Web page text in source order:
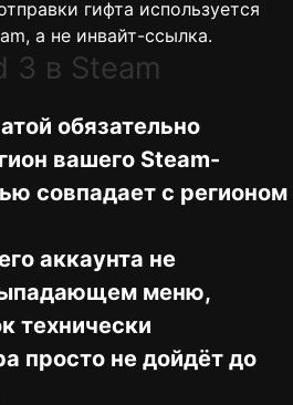
гифта используется
а не инвайт-ссылка.
3 в Steam
обязательно
вашего Steam-
совпадает с регионом
аккаунта не
меню,
технически
просто не дойдёт до